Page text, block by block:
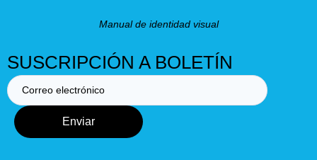
Manual de identidad visual
SUSCRIPCIÓN A BOLETÍN
Enviar